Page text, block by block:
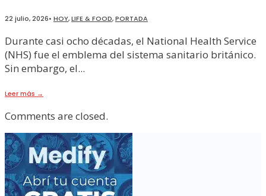
22 julio, 2026• HOY,LIFE & FOOD,PORTADA
Durante casi ocho décadas, el National Health Service
(NHS) fue el emblema del sistema sanitario británico.
Sin embargo, el...
Leer más →
Comments are closed.